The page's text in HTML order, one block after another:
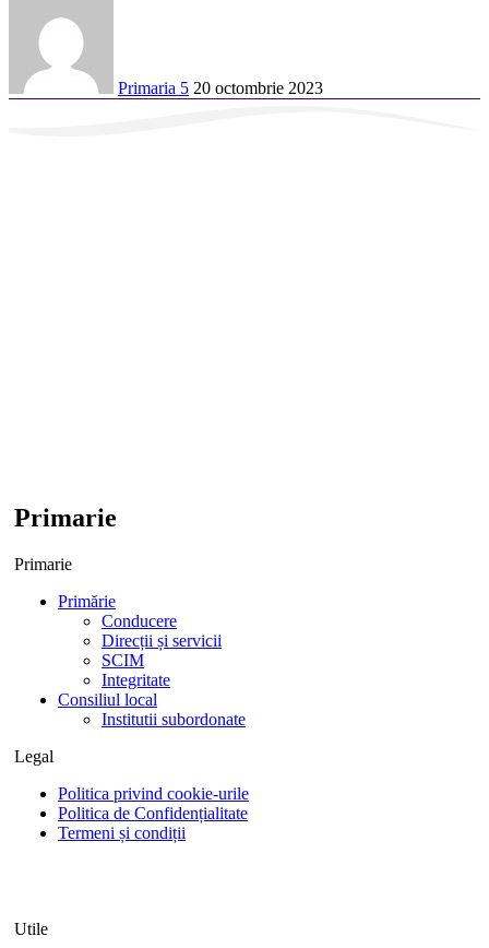
Primaria 5 20 octombrie 2023
Primarie
Primarie
Primărie
Conducere
Direcții și servicii
SCIM
Integritate
Consiliul local
Institutii subordonate
Legal
Politica privind cookie-urile
Politica de Confidențialitate
Termeni și condiții
Utile